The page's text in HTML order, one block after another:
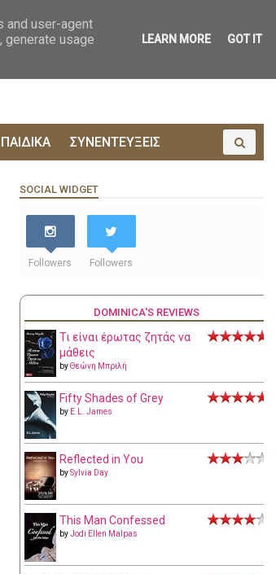
ΠΑΙΔΙΚΑ ΣΥΝΕΝΤΕΥΞΕΙΣ
SOCIAL WIDGET
Followers Followers
DOMINICA'S REVIEWS
Τι είναι έρωτας ζητάς να
μάθεις
byΘεώνη Μπριλή
Fifty Shades of Grey
by E.L. James
Reflected in You
bySylvia Day
This Man Confessed
byJodi Ellen Malpas
and user-agent
generate usage
LEARN MORE GOT IT